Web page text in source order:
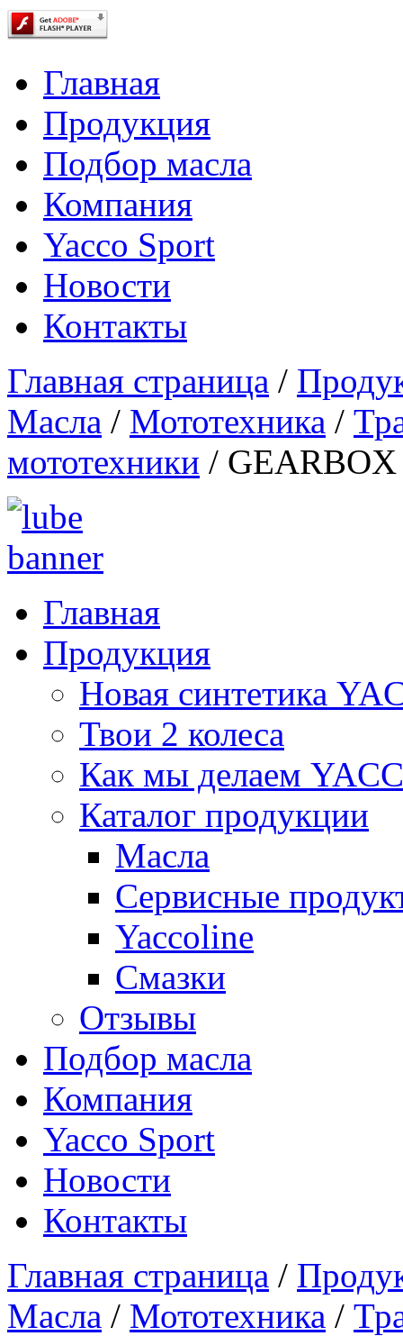
Главная
Продукция
Подбор масла
Компания
Yacco Sport
Новости
Контакты
Главная страница /
Масла / Мототехника /
мототехники /
Главная
Продукция
Новая синтетика
Твои 2 колеса
Как мы делаем
Каталог продукции
Масла
Сервисные
Yaccoline
Смазки
Отзывы
Подбор масла
Компания
Yacco Sport
Новости
Контакты
Главная страница /
Масла / Мототехника /